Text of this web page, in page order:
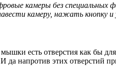
камеры без специальных
камеру, нажать кнопку
есть отверстия как бы
да напротив этих отверстий